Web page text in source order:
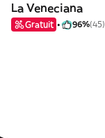
La Veneciana
Gratuit 96%(45)